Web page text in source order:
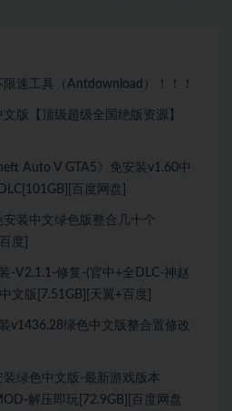
速工具（Antdownload）！！！
文版【顶级超级全国绝版资源】
Auto V GTA5》免安装v1.60中
百度网盘]
安装中文绿色版整合几十个
度]
-V2.1.1-修复-(官中+全DLC-神赵
文版[7.51GB][天翼+百度]
v1436.28绿色中文版整合置修改
装绿色中文版-最新游戏版本
解压即玩[72.9GB][百度网盘